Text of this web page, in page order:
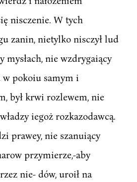
nisczenie. W tych
zanin, nietylko nisczył lud
mysłach, nie wzdrygaiący
w pokoiu samym i
był krwi rozlewem, nie
iegoż rozkazodawcą.
prawey, nie szanuiący
przymierze,-aby
nie- dów, uroił na